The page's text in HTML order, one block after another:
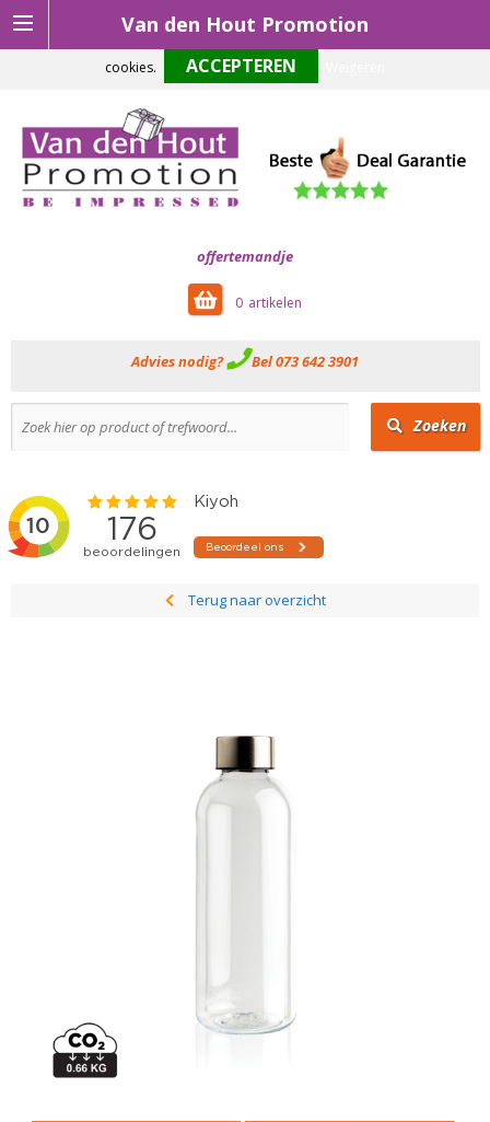
Van den Hout Promotion
offertemandje
0
Advies nodig? Bel 073 642 3901
Zoeken
Terug naar overzicht
Om onze website optimaal te laten functioneren maken wij gebruik van
cookies.